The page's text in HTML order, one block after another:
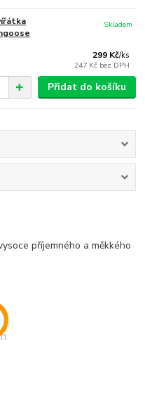
299 Kč/ks
247 Kč bez DPH
Skladem
Přidat do košíku
příjemného a měkkého